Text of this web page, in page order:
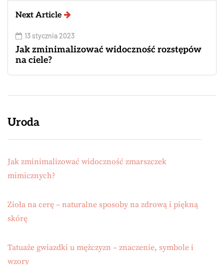
Next Article
13 stycznia 2023
Jak zminimalizować widoczność rozstępów
na ciele?
Uroda
Jak zminimalizować widoczność zmarszczek
mimicznych?
Zioła na cerę – naturalne sposoby na zdrową i piękną
skórę
Tatuaże gwiazdki u mężczyzn – znaczenie, symbole i
wzory